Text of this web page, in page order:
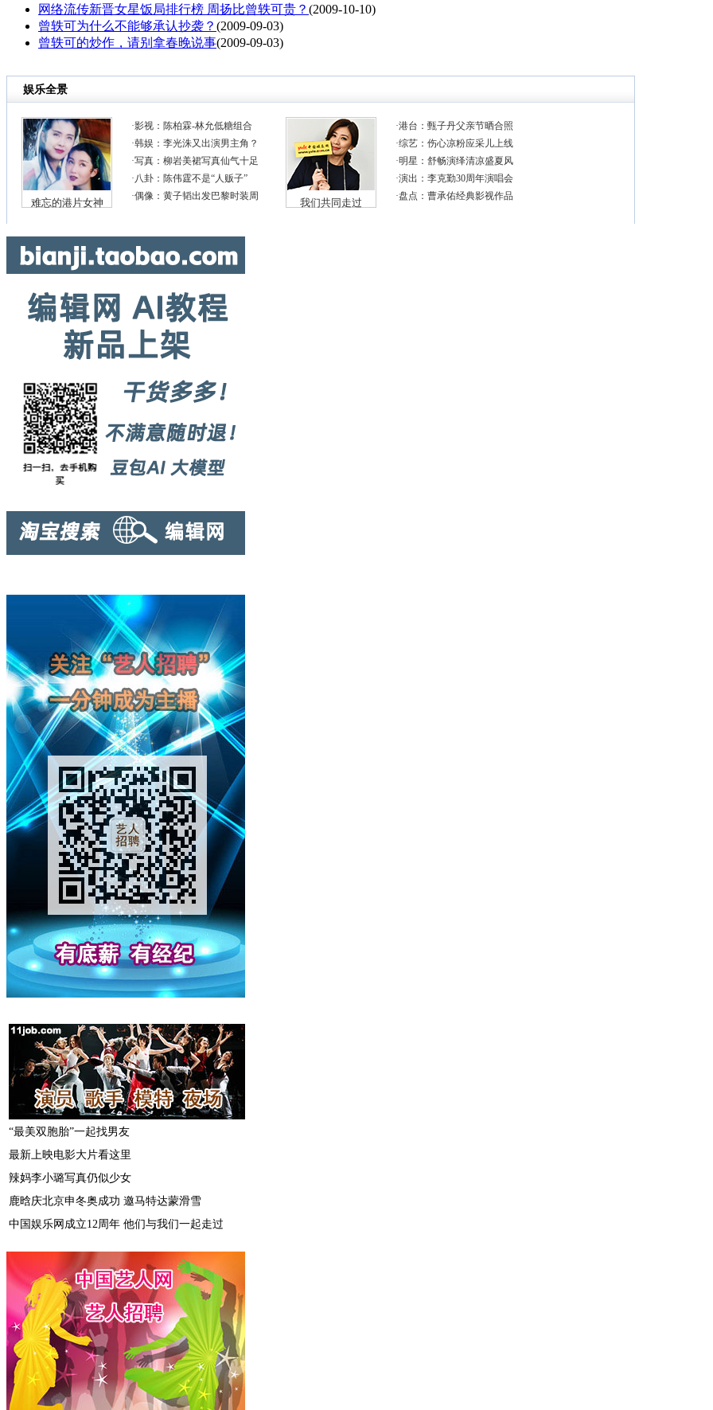
网络流传新晋女星饭局排行榜 周扬比曾轶可贵？ (2009-10-10)
曾轶可为什么不能够承认抄袭？ (2009-09-03)
曾轶可的炒作，请别拿春晚说事(2009-09-03)